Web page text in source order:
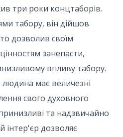
три роки концтаборів.
табору, він дійшов
дозволив своїм
занепасти,
впливу табору.
має величезні
свого духовного
та надзвичайно
інтер'єр дозволяє